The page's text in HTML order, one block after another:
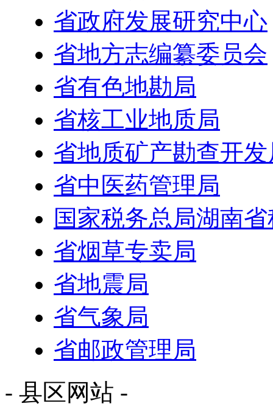
省政府发展研究中心
省地方志编纂委员会
省有色地勘局
省核工业地质局
省地质矿产勘查开发
省中医药管理局
国家税务总局湖南
省烟草专卖局
省地震局
省气象局
省邮政管理局
- 县区网站 -